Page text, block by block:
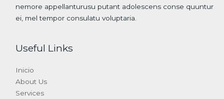
nemore appellanturusu putant adolescens conse quuntur
ei, mel tempor consulatu voluptaria.
Useful Links
Inicio
About Us
Services